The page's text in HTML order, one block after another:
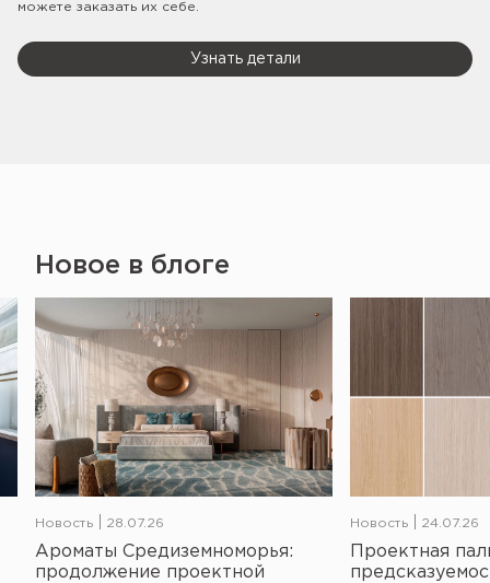
можете заказать их себе.
Узнать детали
Новое в блоге
Новость 28.07.26
Ароматы Средиземноморья:
продолжение проектной
Новость 24.07.26
Проектная